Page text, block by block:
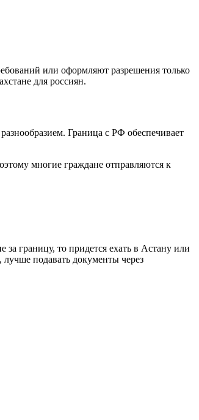
или оформляют разрешения только
для россиян.
Граница с РФ обеспечивает
многие граждане отправляются к
за границу, то придется ехать в Астану или
подавать документы через